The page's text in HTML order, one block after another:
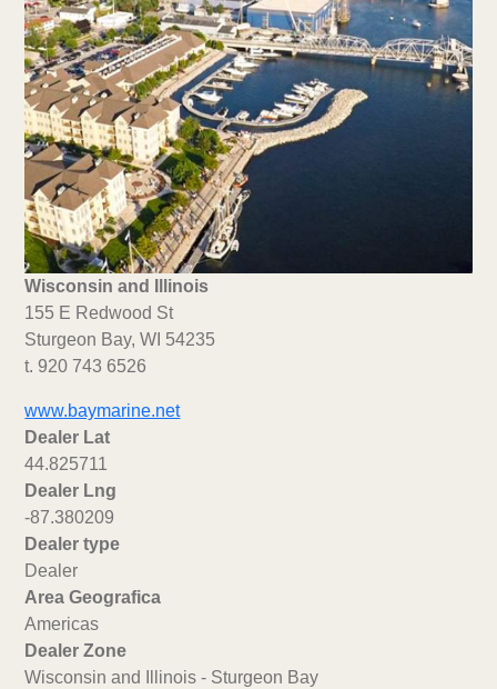
Wisconsin and Illinois
155 E Redwood St
Sturgeon Bay, WI 54235
t. 920 743 6526
www.baymarine.net
Dealer Lat
44.825711
Dealer Lng
-87.380209
Dealer type
Dealer
Area Geografica
Americas
Dealer Zone
Wisconsin and Illinois - Sturgeon Bay